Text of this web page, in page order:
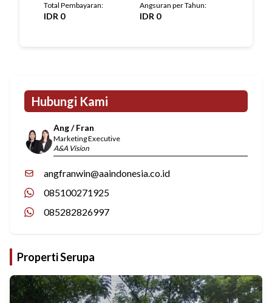
Total Pembayaran:
IDR 0
Angsuran per Tahun:
IDR 0
Hubungi Kami
Ang / Fran
Marketing Executive
A&A Vision
angfranwin@aaindonesia.co.id
085100271925
085282826997
Properti Serupa